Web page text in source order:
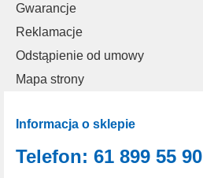
Gwarancje
Reklamacje
Odstąpienie od umowy
Mapa strony
Informacja o sklepie
Telefon: 61 899 55 90